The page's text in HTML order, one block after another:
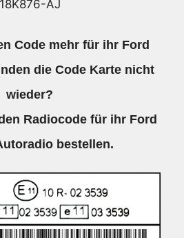
18K876-AJ
Code mehr für ihr Ford
die Code Karte nicht
wieder?
Radiocode für ihr Ford
bestellen.